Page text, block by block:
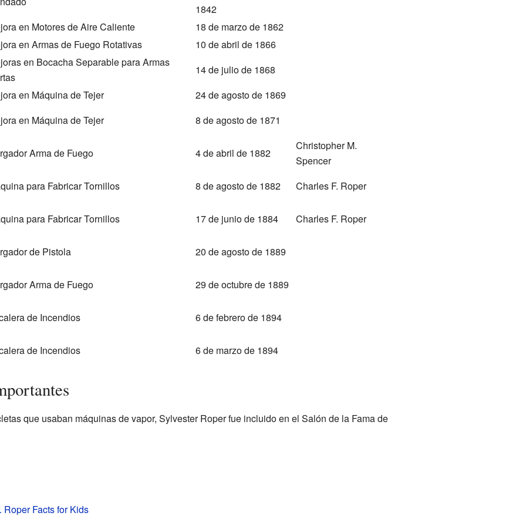
1842
en Motores de Aire Caliente
18 de marzo de 1862
en Armas de Fuego Rotativas
10 de abril de 1866
en Bocacha Separable para Armas
14 de julio de 1868
en Máquina de Tejer
24 de agosto de 1869
en Máquina de Tejer
8 de agosto de 1871
Arma de Fuego 4 de abril de 1882
Christopher M.
Spencer
para Fabricar Tornillos
8 de agosto de 1882 Charles F. Roper
para Fabricar Tornillos 17 de junio de 1884 Charles F. Roper
de Pistola 20 de agosto de 1889
Arma de Fuego 29 de octubre de 1889
de Incendios 6 de febrero de 1894
de Incendios 6 de marzo de 1894
que usaban máquinas de vapor, Sylvester Roper fue incluido en el Salón de la Fama de
Roper Facts for Kids